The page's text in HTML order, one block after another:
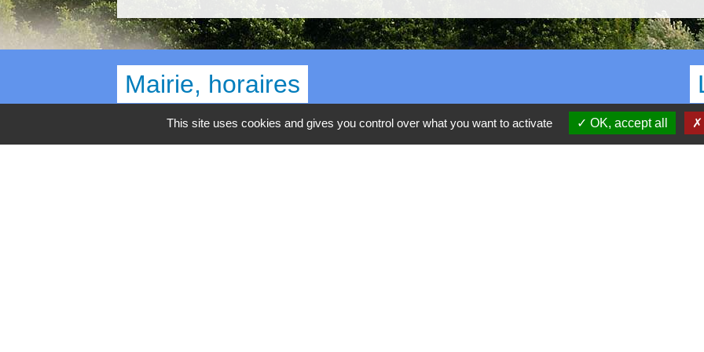
Mairie, horaires
Commune d'Égly
This site uses cookies and gives you control over what you want to activate OK, accept all